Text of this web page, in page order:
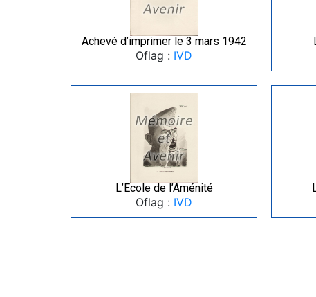
Achevé d’imprimer le 3 mars 1942
Oflag : IVD
L’Ecole de l’Aménité
Oflag : IVD